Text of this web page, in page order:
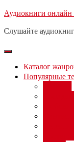
Перейти
содержимому
Аудиокниги онлайн
Слушайте
Каталог
Популярные
Бесплатный